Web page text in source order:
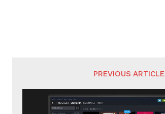
PREVIOUS ARTICLE